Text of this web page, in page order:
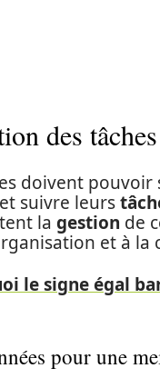
des
doivent pouvoir
et suivre leurs
la gestion de
et à
le signe égal
pour une